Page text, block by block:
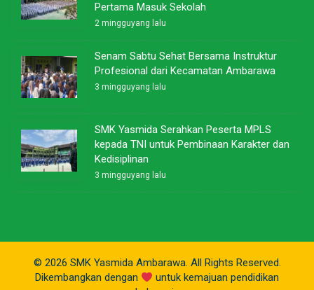
Pertama Masuk Sekolah
2 mingguyang lalu
Senam Sabtu Sehat Bersama Instruktur
Profesional dari Kecamatan Ambarawa
3 mingguyang lalu
SMK Yasmida Serahkan Peserta MPLS
kepada TNI untuk Pembinaan Karakter dan
Kedisiplinan
3 mingguyang lalu
© 2026 SMK Yasmida Ambarawa. All Rights Reserved.
Dikembangkan dengan
untuk kemajuan pendidikan